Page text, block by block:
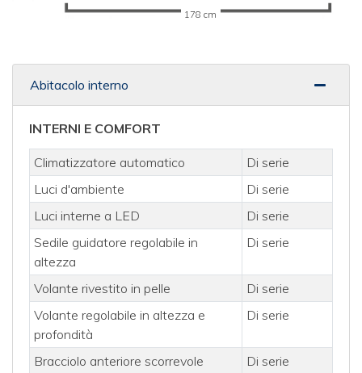
178 cm
Abitacolo interno
INTERNI E COMFORT
Climatizzatore automatico
Di serie
Luci d'ambiente
Di serie
Luci interne a LED
Di serie
Sedile guidatore regolabile in
altezza
Di serie
Volante rivestito in pelle
Di serie
Volante regolabile in altezza e
profondità
Di serie
Bracciolo anteriore scorrevole
Di serie